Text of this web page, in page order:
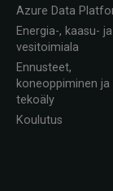
Azure Data
Energia-, kaasu- ja
vesitoimiala
Ennusteet,
koneoppiminen ja
tekoäly
Koulutus